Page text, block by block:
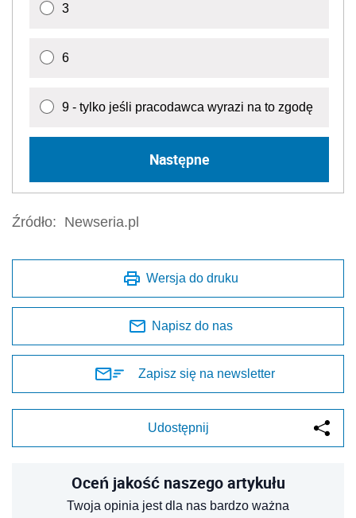
3
6
9 - tylko jeśli pracodawca wyrazi na to zgodę
Następne
Źródło: Newseria.pl
Wersja do druku
Napisz do nas
Zapisz się na newsletter
Udostępnij
Oceń jakość naszego artykułu
Twoja opinia jest dla nas bardzo ważna